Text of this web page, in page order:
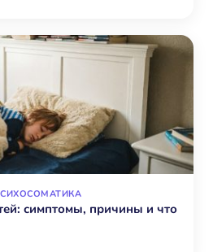
симптомы, причины и что